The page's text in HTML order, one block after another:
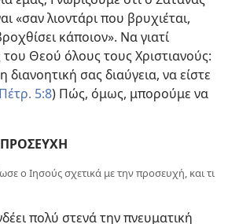
«σαν λιοντάρι που βρυχιέται,
κάποιον». Να γιατί
Θεού όλους τους Χριστιανούς:
σας διαύγεια, να είστε
5:8) Πώς, όμως, μπορούμε να
ο Ιησούς σχετικά με την προσευχή, και τι
πολύ στενά την πνευματική